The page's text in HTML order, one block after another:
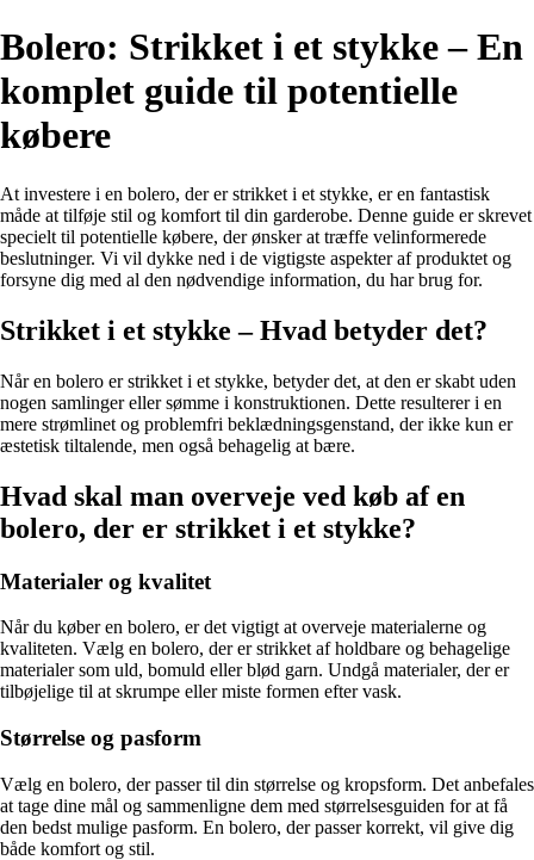
Bolero: Strikket i et stykke – En
komplet guide til potentielle
købere
At investere i en bolero, der er strikket i et stykke, er en fantastisk
måde at tilføje stil og komfort til din garderobe. Denne guide er skrevet
specielt til potentielle købere, der ønsker at træffe velinformerede
beslutninger. Vi vil dykke ned i de vigtigste aspekter af produktet og
forsyne dig med al den nødvendige information, du har brug for.
Strikket i et stykke – Hvad betyder det?
Når en bolero er strikket i et stykke, betyder det, at den er skabt uden
nogen samlinger eller sømme i konstruktionen. Dette resulterer i en
mere strømlinet og problemfri beklædningsgenstand, der ikke kun er
æstetisk tiltalende, men også behagelig at bære.
Hvad skal man overveje ved køb af en
bolero, der er strikket i et stykke?
Materialer og kvalitet
Når du køber en bolero, er det vigtigt at overveje materialerne og
kvaliteten. Vælg en bolero, der er strikket af holdbare og behagelige
materialer som uld, bomuld eller blød garn. Undgå materialer, der er
tilbøjelige til at skrumpe eller miste formen efter vask.
Størrelse og pasform
Vælg en bolero, der passer til din størrelse og kropsform. Det anbefales
at tage dine mål og sammenligne dem med størrelsesguiden for at få
den bedst mulige pasform. En bolero, der passer korrekt, vil give dig
både komfort og stil.